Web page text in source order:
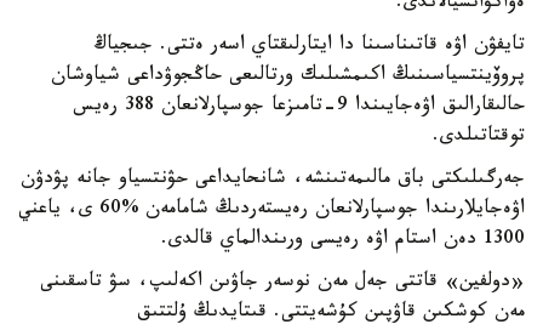
تايفۋن اۋە قاتىناسىنا دا ايتارلىقتاي اسەر ەتتى. جىجياڭ
پروۆينتسياسىنىڭ اكىمشىلىك ورتالىعى حاڭجوۋداعى شياوشان
حالىقارالىق اۋەجايىندا 9-تامىزعا جوسپارلانعان 388 رەيس
توقتاتىلدى.
جەرگىلىكتى باق مالىمەتىنشە، شانحايداعى حۋنتسياو جانە پۋدۋن
اۋەجايلارىندا جوسپارلانعان رەيستەردىڭ شامامەن %60 ى، ياعني
1300 دەن استام اۋە رەيسى ورىندالماي قالدى.
«دولفين» قاتتى جەل مەن نوسەر جاۋىن اكەلىپ، سۋ تاسقىنى
مەن كوشكىن قاۋپىن كۇشەيتتى. قىتايدىڭ ۇلتتىق